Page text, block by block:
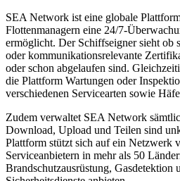
SEA Network ist eine globale
Flottenmanagern eine 24/7-
ermöglicht. Der Schiffseigner sieht ob
oder kommunikationsrelevante
oder schon abgelaufen sind.
die Plattform Wartungen oder
verschiedenen Servicearten sowie
Zudem verwaltet SEA Network
Download, Upload und Teilen sind
Plattform stützt sich auf ein Netzwerk
Serviceanbietern in mehr als 50
Brandschutzausrüstung, Gasdetektion